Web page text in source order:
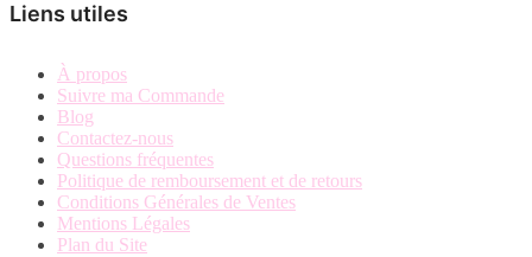
Liens utiles
À propos
Suivre ma Commande
Blog
Contactez-nous
Questions fréquentes
Politique de remboursement et de retours
Conditions Générales de Ventes
Mentions Légales
Plan du Site